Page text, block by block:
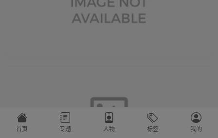
首页 专题 人物 标签 我的